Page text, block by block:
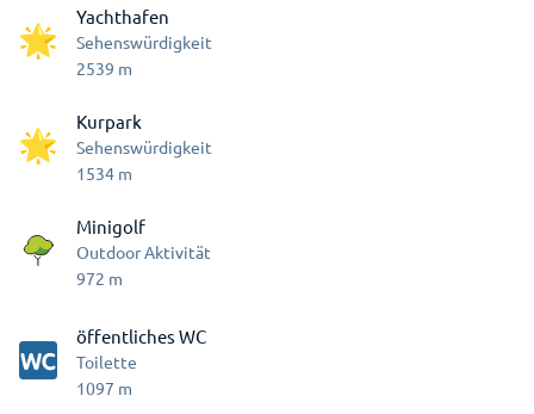
Yachthafen
Sehenswürdigkeit
2539 m
Kurpark
Sehenswürdigkeit
1534 m
Minigolf
Outdoor Aktivität
972 m
öffentliches WC
Toilette
1097 m